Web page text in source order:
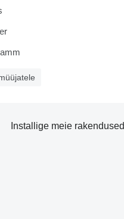
Installige meie rakendused